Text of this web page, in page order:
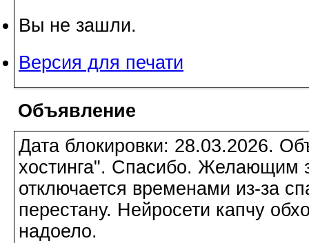
Вы не зашли.
Версия для печати
Объявление
Дата блокировки: 28.03.2026.
хостинга". Спасибо. Желающим
отключается временами из-за
перестану. Нейросети капчу
надоело.